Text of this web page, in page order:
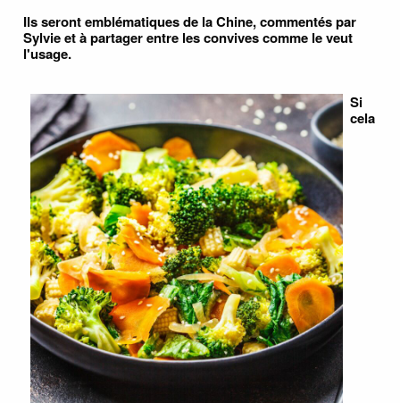
Ils seront emblématiques de la Chine, commentés par
Sylvie et à partager entre les convives comme le veut
l'usage.
Si
cela